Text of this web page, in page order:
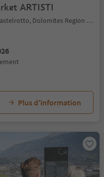
ARTISTI
Kastelruth/Castelrotto, Dolomites Region Seiser Alm
Plus d’information